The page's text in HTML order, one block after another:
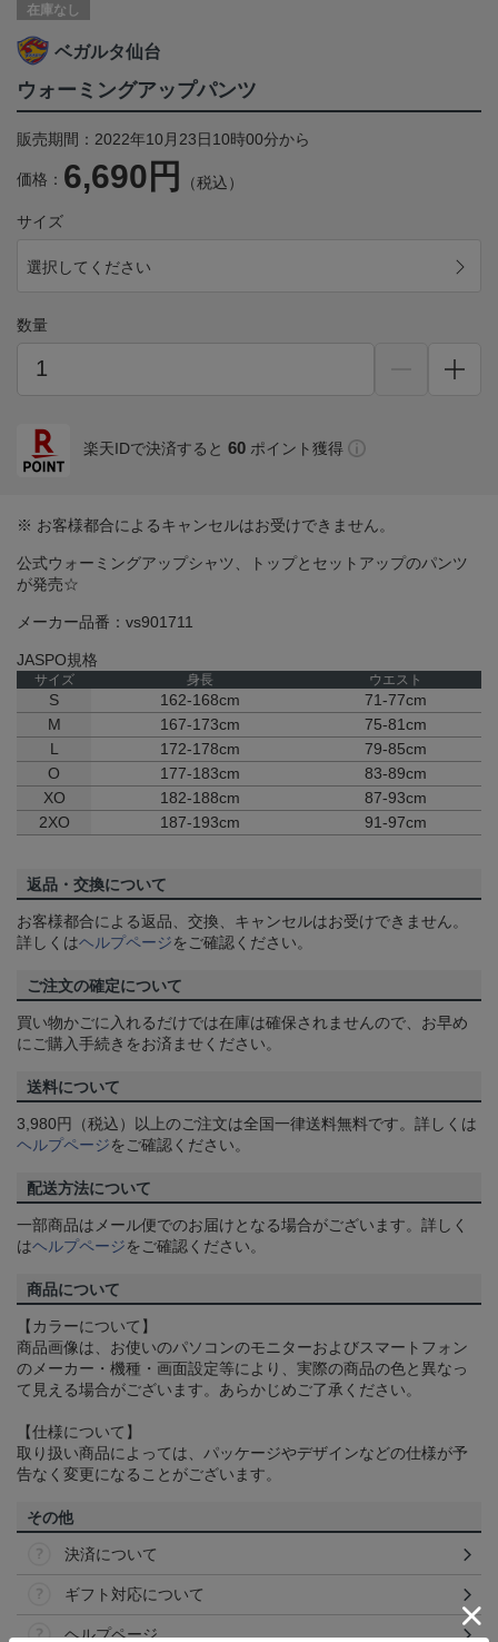
在庫なし
ベガルタ仙台
ウォーミングアップパンツ
販売期間：2022年10月23日10時00分から
価格： 6,690円 （税込）
サイズ
選択してください
数量
楽天IDで決済すると 60 ポイント獲得
※ お客様都合によるキャンセルはお受けできません。
公式ウォーミングアップシャツ、トップとセットアップのパンツ
が発売☆
メーカー品番：vs901711
JASPO規格
サイズ 身長 ウエスト
S 162-168cm
71-77cm
M
167-173cm
75-81cm
L
172-178cm
79-85cm
O
177-183cm
83-89cm
XO
182-188cm
87-93cm
2XO
187-193cm 91-97cm
返品・交換について
お客様都合による返品、交換、キャンセルはお受けできません。
詳しくはヘルプページをご確認ください。
ご注文の確定について
買い物かごに入れるだけでは在庫は確保されませんので、お早め
にご購入手続きをお済ませください。
送料について
3,980円（税込）以上のご注文は全国一律送料無料です。詳しくは
ヘルプページをご確認ください。
配送方法について
一部商品はメール便でのお届けとなる場合がございます。詳しく
はヘルプページをご確認ください。
商品について
【カラーについて】
商品画像は、お使いのパソコンのモニターおよびスマートフォン
のメーカー・機種・画面設定等により、実際の商品の色と異なっ
て見える場合がございます。あらかじめご了承ください。
【仕様について】
取り扱い商品によっては、パッケージやデザインなどの仕様が予
告なく変更になることがございます。
その他
決済について
ギフト対応について
ヘルプページ